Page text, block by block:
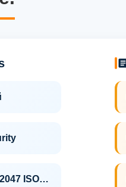
AAMA AS2047 ISO9001